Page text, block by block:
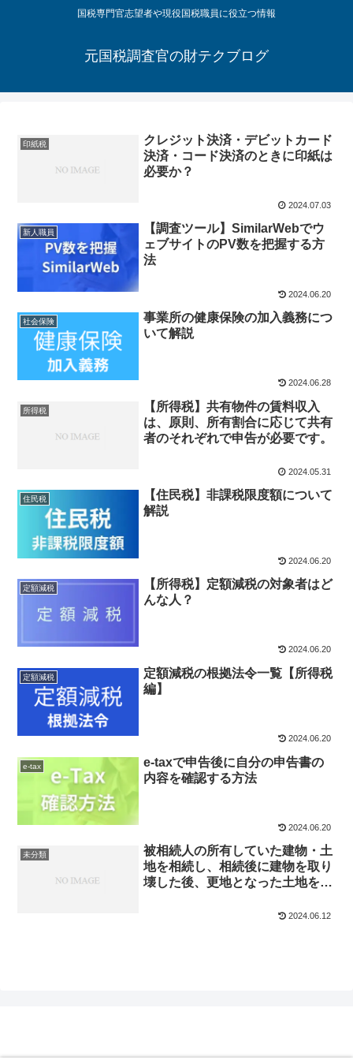
国税専門官志望者や現役国税職員に役立つ情報
元国税調査官の財テクブログ
印紙税
クレジット決済・デビットカード
決済・コード決済のときに印紙は
必要か？
2024.07.03
新人職員
【調査ツール】SimilarWebでウ
ェブサイトのPV数を把握する方
法
2024.06.20
社会保険
事業所の健康保険の加入義務につ
いて解説
2024.06.28
所得税
【所得税】共有物件の賃料収入
は、原則、所有割合に応じて共有
者のそれぞれで申告が必要です。
2024.05.31
住民税
【住民税】非課税限度額について
解説
2024.06.20
定額減税
【所得税】定額減税の対象者はど
んな人？
2024.06.20
定額減税
定額減税の根拠法令一覧【所得税
編】
2024.06.20
e-tax
e-taxで申告後に自分の申告書の
内容を確認する方法
2024.06.20
未分類
被相続人の所有していた建物・土
地を相続し、相続後に建物を取り
壊した後、更地となった土地を売
ーム入所が同日の場合）
2024.06.12